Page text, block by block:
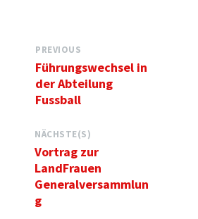
PREVIOUS
Führungswechsel in
der Abteilung
Fussball
NÄCHSTE(S)
Vortrag zur
LandFrauen
Generalversammlun
g